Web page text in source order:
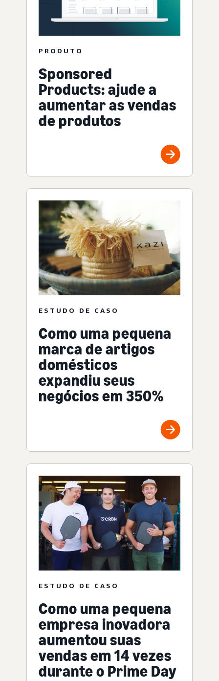
PRODUTO
Sponsored
Products: ajude a
aumentar as vendas
de produtos
ESTUDO DE CASO
Como uma pequena
marca de artigos
domésticos
expandiu seus
negócios em 350%
ESTUDO DE CASO
Como uma pequena
empresa inovadora
aumentou suas
vendas em 14 vezes
durante o Prime Day